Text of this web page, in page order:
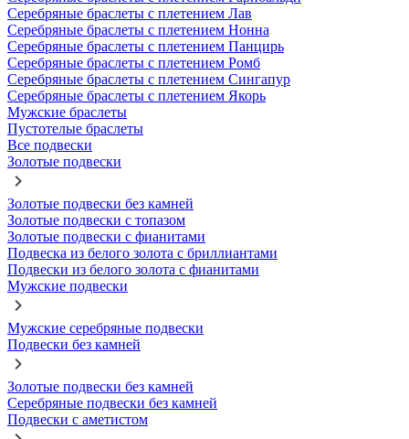
Серебряные браслеты с плетением Лав
Серебряные браслеты с плетением Нонна
Серебряные браслеты с плетением Панцирь
Серебряные браслеты с плетением Ромб
Серебряные браслеты с плетением Сингапур
Серебряные браслеты с плетением Якорь
Мужские браслеты
Пустотелые браслеты
Все подвески
Золотые подвески
Золотые подвески без камней
Золотые подвески с топазом
Золотые подвески с фианитами
Подвеска из белого золота с бриллиантами
Подвески из белого золота с фианитами
Мужские подвески
Мужские серебряные подвески
Подвески без камней
Золотые подвески без камней
Серебряные подвески без камней
Подвески с аметистом